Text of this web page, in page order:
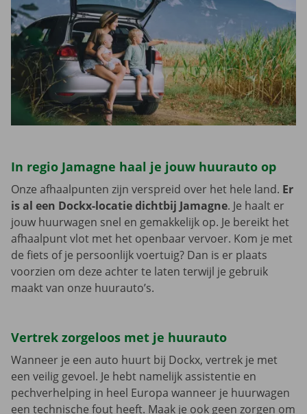
In regio Jamagne haal je jouw huurauto op
Onze afhaalpunten zijn verspreid over het hele land. Er
is al een Dockx-locatie dichtbij Jamagne. Je haalt er
jouw huurwagen snel en gemakkelijk op. Je bereikt het
afhaalpunt vlot met het openbaar vervoer. Kom je met
de fiets of je persoonlijk voertuig? Dan is er plaats
voorzien om deze achter te laten terwijl je gebruik
maakt van onze huurauto’s.
Vertrek zorgeloos met je huurauto
Wanneer je een auto huurt bij Dockx, vertrek je met
een veilig gevoel. Je hebt namelijk assistentie en
pechverhelping in heel Europa wanneer je huurwagen
een technische fout heeft. Maak je ook geen zorgen om